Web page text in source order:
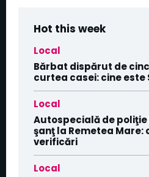
Hot this week
Local
Bărbat dispărut de
curtea casei: cine este
Local
Autospecială de
şanţ la Remetea
verificări
Local